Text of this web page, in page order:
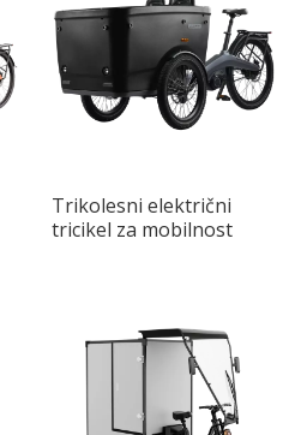
Trikolesni električni
tricikel za mobilnost